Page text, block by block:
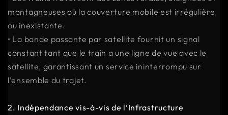
montagneuses où la couverture mobile est irrégulière
ou inexistante.
• La bande passante par satellite fournit un signal
constant tant que le train a une ligne de vue avec le
satellite, garantissant un service ininterrompu sur
l’ensemble du trajet.
2. Indépendance vis-à-vis de l’Infrastructure